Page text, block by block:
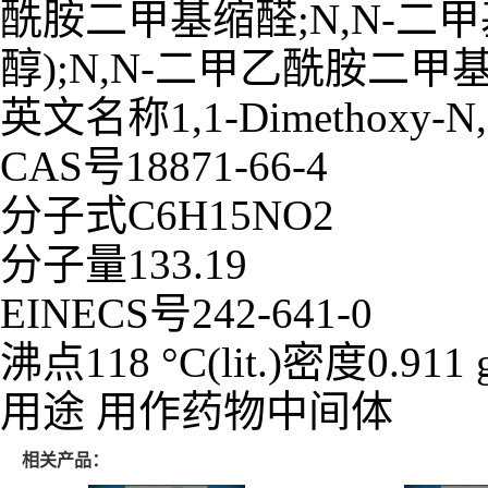
酰胺二甲基缩醛;N,N-二
醇);N,N-二甲乙酰胺二甲
英文名称1,1-Dimethoxy-
CAS号18871-66-4
分子式C6H15NO2
分子量133.19
EINECS号242-641-0
沸点118 °C(lit.)密度0.911
用途 用作药物中间体
相关产品：